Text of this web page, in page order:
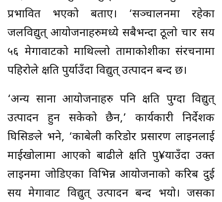
प्रभावित भएको बताए। ‘सञ्चालनमा रहेका
जलविद्युत् आयोजनाहरुमध्ये सबैभन्दा ठूलो चार सय
५६ मेगावाटको माथिल्लो तामाकोशीका संरचनामा
पहिरोले क्षति पुर्याउँदा विद्युत् उत्पादन बन्द छ।
‘अन्य साना आयोजनाहरु पनि क्षति पुग्दा विद्युत्
उत्पादन हुन सकेको छैन,’ कार्यकारी निर्देशक
घिसिङले भने, ‘काबेली करिडोर प्रसारण लाइनलाई
माईखोलामा आएको बाढीले क्षति पु¥याउँदा उक्त
लाइनमा जोडिएका विभिन्न आयोजनाको करिब दुई
सय मेगावाट विद्युत् उत्पादन बन्द भयो। जसका